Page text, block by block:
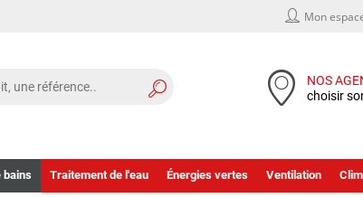
Mon
NOS
choisir
bains Traitement de l'eau Énergies vertes Ventilation